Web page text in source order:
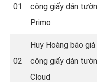
01
công giấy dán
Primo
02
Huy Hoàng báo
công giấy dán
Cloud